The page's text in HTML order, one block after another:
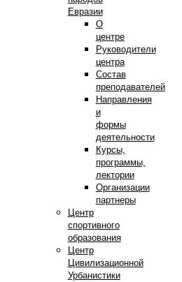
Евразии
О
центре
Руководители
центра
Состав
преподавателей
Направления
и
формы
деятельности
Курсы,
программы,
лектории
Организации
партнеры
Центр
спортивного
образования
Центр
Цивилизационной
Урбанистики